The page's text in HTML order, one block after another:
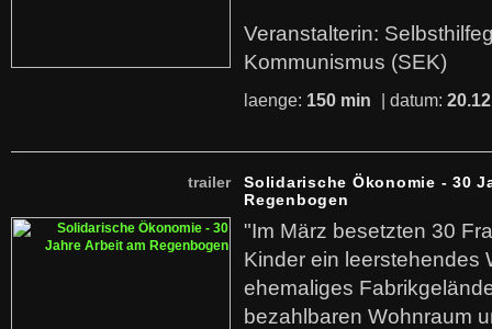
Veranstalterin:
Kommunismus (SEK)
laenge: 150 min | datum:
trailer
Solidarische Ökonomie - 30
Regenbogen
"Im März besetzten 30
Kinder ein leerstehendes
ehemaliges
bezahlbaren Wohnraum